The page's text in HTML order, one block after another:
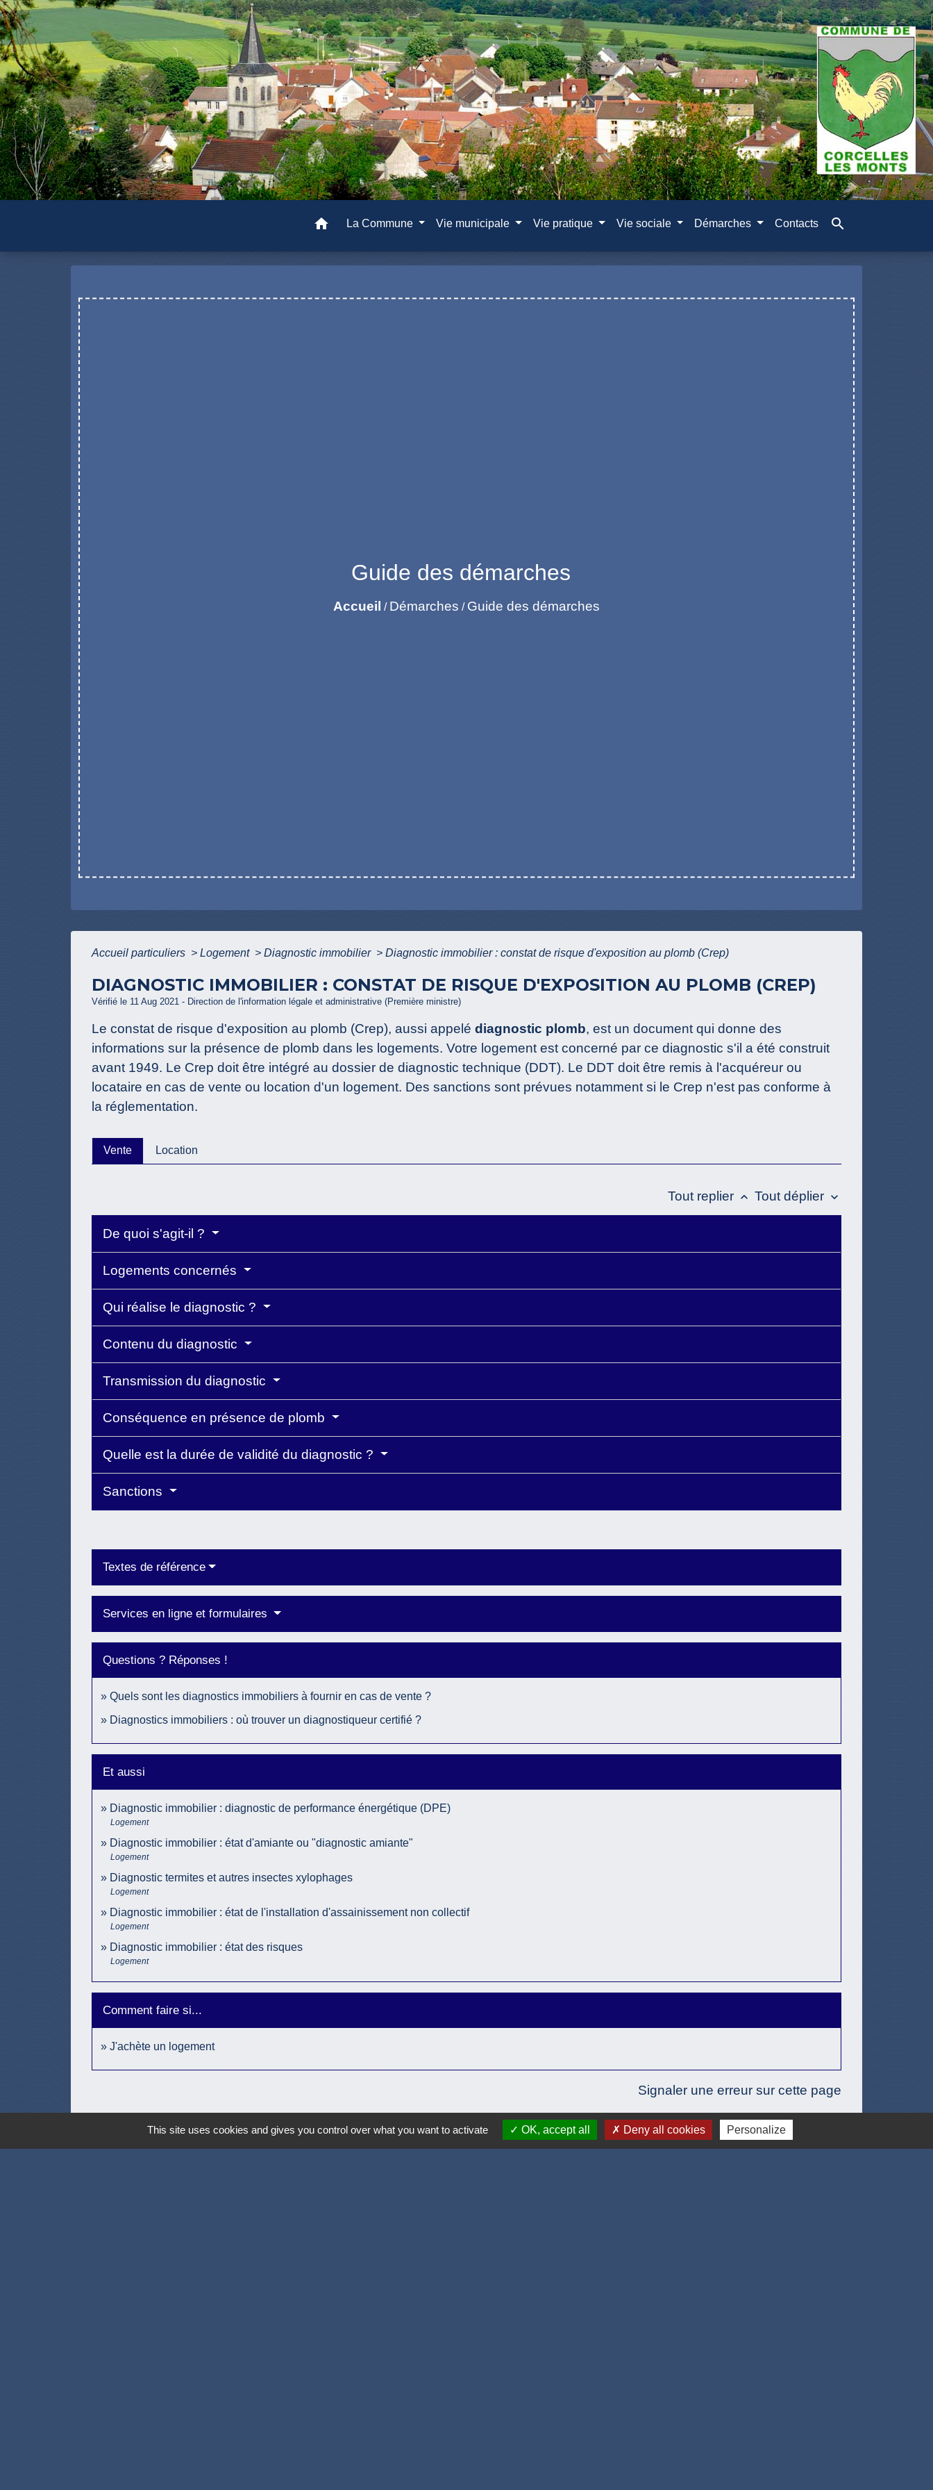
home La Commune Vie municipale Vie pratique Vie sociale Démarches Contacts search
Guide des démarches
Accueil / Démarches / Guide des démarches
Accueil particuliers > Logement > Diagnostic immobilier > Diagnostic immobilier : constat de risque d'exposition au plomb (Crep)
DIAGNOSTIC IMMOBILIER : CONSTAT DE RISQUE D'EXPOSITION AU PLOMB (CREP)
Vérifié le 11 Aug 2021 - Direction de l'information légale et administrative (Première ministre)
Le constat de risque d'exposition au plomb (Crep), aussi appelé diagnostic plomb, est un document qui donne des
informations sur la présence de plomb dans les logements. Votre logement est concerné par ce diagnostic s'il a été construit
avant 1949. Le Crep doit être intégré au dossier de diagnostic technique (DDT). Le DDT doit être remis à l'acquéreur ou
locataire en cas de vente ou location d'un logement. Des sanctions sont prévues notamment si le Crep n'est pas conforme à
la réglementation.
Vente Location
Tout replier keyboard_arrow_up Tout déplier keyboard_arrow_down
De quoi s'agit-il ?
Logements concernés
Qui réalise le diagnostic ?
Contenu du diagnostic
Transmission du diagnostic
Conséquence en présence de plomb
Quelle est la durée de validité du diagnostic ?
Sanctions
Textes de référence
Services en ligne et formulaires
Questions ? Réponses !
Quels sont les diagnostics immobiliers à fournir en cas de vente ?
Diagnostics immobiliers : où trouver un diagnostiqueur certifié ?
Et aussi
Diagnostic immobilier : diagnostic de performance énergétique (DPE)
Logement
Diagnostic immobilier : état d'amiante ou "diagnostic amiante"
Logement
Diagnostic termites et autres insectes xylophages
Logement
Diagnostic immobilier : état de l'installation d'assainissement non collectif
Logement
Diagnostic immobilier : état des risques
Logement
Comment faire si...
J'achète un logement
Signaler une erreur sur cette page
This site uses cookies and gives you control over what you want to activate OK, accept all Deny all cookies Personalize